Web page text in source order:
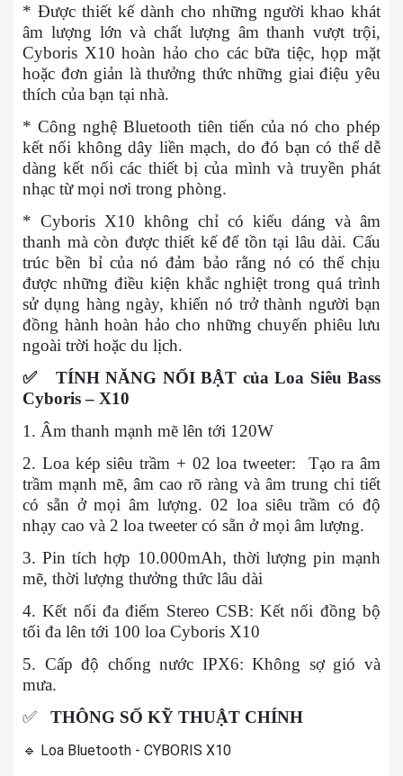
* Được thiết kế dành cho những người khao khát
âm lượng lớn và chất lượng âm thanh vượt trội,
Cyboris X10 hoàn hảo cho các bữa tiệc, họp mặt
hoặc đơn giản là thưởng thức những giai điệu yêu
thích của bạn tại nhà.
* Công nghệ Bluetooth tiên tiến của nó cho phép
kết nối không dây liền mạch, do đó bạn có thể dễ
dàng kết nối các thiết bị của mình và truyền phát
nhạc từ mọi nơi trong phòng.
* Cyboris X10 không chỉ có kiểu dáng và âm
thanh mà còn được thiết kế để tồn tại lâu dài. Cấu
trúc bền bỉ của nó đảm bảo rằng nó có thể chịu
được những điều kiện khắc nghiệt trong quá trình
sử dụng hàng ngày, khiến nó trở thành người bạn
đồng hành hoàn hảo cho những chuyến phiêu lưu
ngoài trời hoặc du lịch.
✅ TÍNH NĂNG NỔI BẬT của Loa Siêu Bass
Cyboris – X10
1. Âm thanh mạnh mẽ lên tới 120W
2. Loa kép siêu trầm + 02 loa tweeter: Tạo ra âm
trầm mạnh mẽ, âm cao rõ ràng và âm trung chi tiết
có sẵn ở mọi âm lượng. 02 loa siêu trầm có độ
nhạy cao và 2 loa tweeter có sẵn ở mọi âm lượng.
3. Pin tích hợp 10.000mAh, thời lượng pin mạnh
mẽ, thời lượng thưởng thức lâu dài
4. Kết nối đa điểm Stereo CSB: Kết nối đồng bộ
tối đa lên tới 100 loa Cyboris X10
5. Cấp độ chống nước IPX6: Không sợ gió và
mưa.
✅
THÔNG SỐ KỸ THUẬT CHÍNH
🔹 Loa Bluetooth - CYBORIS X10